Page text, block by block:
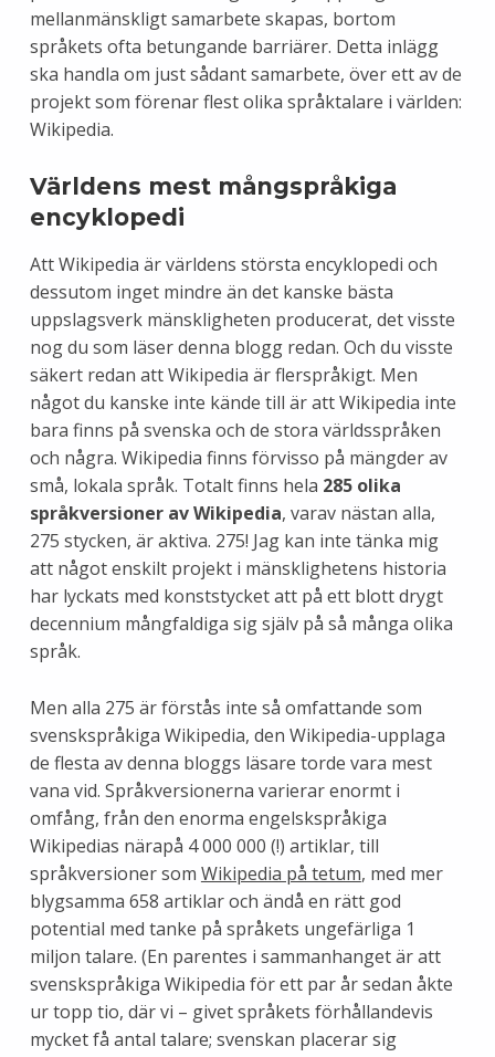
mellanmänskligt samarbete skapas, bortom
språkets ofta betungande barriärer. Detta inlägg
ska handla om just sådant samarbete, över ett av de
projekt som förenar flest olika språktalare i världen:
Wikipedia.
Världens mest mångspråkiga
encyklopedi
Att Wikipedia är världens största encyklopedi och
dessutom inget mindre än det kanske bästa
uppslagsverk mänskligheten producerat, det visste
nog du som läser denna blogg redan. Och du visste
säkert redan att Wikipedia är flerspråkigt. Men
något du kanske inte kände till är att Wikipedia inte
bara finns på svenska och de stora världsspråken
och några. Wikipedia finns förvisso på mängder av
små, lokala språk. Totalt finns hela 285 olika
språkversioner av Wikipedia, varav nästan alla,
275 stycken, är aktiva. 275! Jag kan inte tänka mig
att något enskilt projekt i mänsklighetens historia
har lyckats med konststycket att på ett blott drygt
decennium mångfaldiga sig själv på så många olika
språk.
Men alla 275 är förstås inte så omfattande som
svenskspråkiga Wikipedia, den Wikipedia-upplaga
de flesta av denna bloggs läsare torde vara mest
vana vid. Språkversionerna varierar enormt i
omfång, från den enorma engelskspråkiga
Wikipedias närapå 4 000 000 (!) artiklar, till
språkversioner som Wikipedia på tetum, med mer
blygsamma 658 artiklar och ändå en rätt god
potential med tanke på språkets ungefärliga 1
miljon talare. (En parentes i sammanhanget är att
svenskspråkiga Wikipedia för ett par år sedan åkte
ur topp tio, där vi – givet språkets förhållandevis
mycket få antal talare; svenskan placerar sig